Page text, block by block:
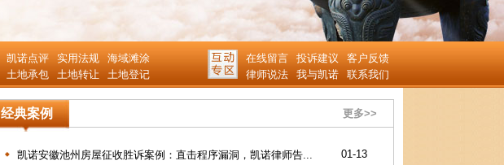
凯诺点评 实用法规
海域滩涂
土地承包 土地转让 土地登记
在线留言 投诉建议
客户反馈
律师说法
我与凯诺 联系我们
经典案例 更多>>
凯诺安徽池州房屋征收胜诉案例：直击程序漏洞，凯诺律师告...
01-13